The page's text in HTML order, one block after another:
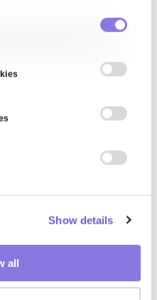
Show details
all
·주제에 맞춰 구축된 데이터
능과 접근성을 높입니다. 독립형
우스에서 파생) 두 가지 유형이